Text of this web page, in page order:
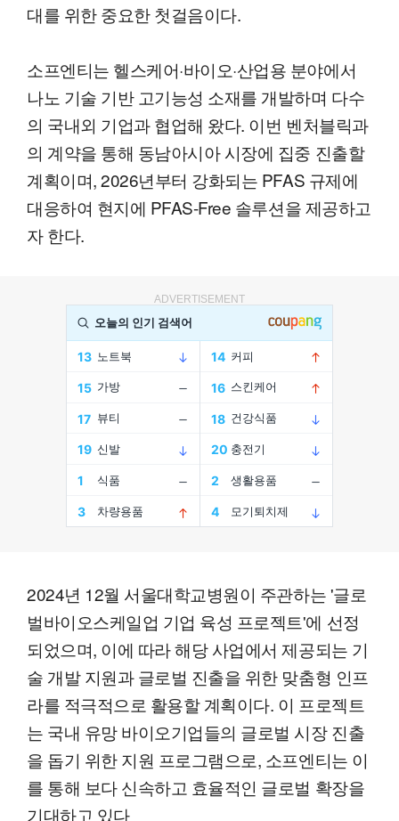
대를 위한 중요한 첫걸음이다.
소프엔티는 헬스케어·바이오·산업용 분야에서
나노 기술 기반 고기능성 소재를 개발하며 다수
의 국내외 기업과 협업해 왔다. 이번 벤처블릭과
의 계약을 통해 동남아시아 시장에 집중 진출할
계획이며, 2026년부터 강화되는 PFAS 규제에
대응하여 현지에 PFAS-Free 솔루션을 제공하고
자 한다.
ADVERTISEMENT
2024년 12월 서울대학교병원이 주관하는 '글로
벌바이오스케일업 기업 육성 프로젝트'에 선정
되었으며, 이에 따라 해당 사업에서 제공되는 기
술 개발 지원과 글로벌 진출을 위한 맞춤형 인프
라를 적극적으로 활용할 계획이다. 이 프로젝트
는 국내 유망 바이오기업들의 글로벌 시장 진출
을 돕기 위한 지원 프로그램으로, 소프엔티는 이
를 통해 보다 신속하고 효율적인 글로벌 확장을
기대하고 있다